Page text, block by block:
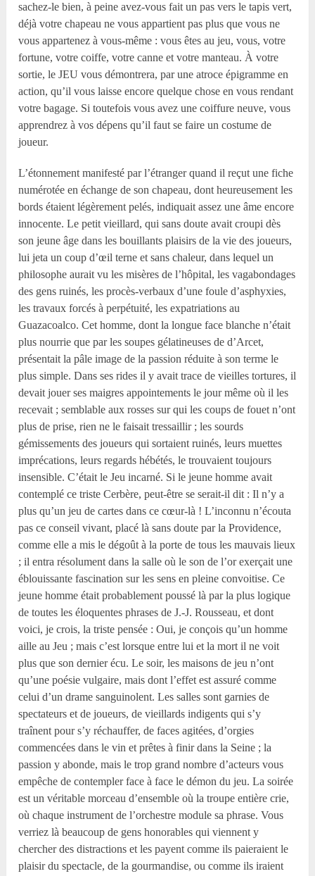
sachez-le bien, à peine avez-vous fait un pas vers le tapis vert,
déjà votre chapeau ne vous appartient pas plus que vous ne
vous appartenez à vous-même : vous êtes au jeu, vous, votre
fortune, votre coiffe, votre canne et votre manteau. À votre
sortie, le JEU vous démontrera, par une atroce épigramme en
action, qu’il vous laisse encore quelque chose en vous rendant
votre bagage. Si toutefois vous avez une coiffure neuve, vous
apprendrez à vos dépens qu’il faut se faire un costume de
joueur.
L’étonnement manifesté par l’étranger quand il reçut une fiche
numérotée en échange de son chapeau, dont heureusement les
bords étaient légèrement pelés, indiquait assez une âme encore
innocente. Le petit vieillard, qui sans doute avait croupi dès
son jeune âge dans les bouillants plaisirs de la vie des joueurs,
lui jeta un coup d’œil terne et sans chaleur, dans lequel un
philosophe aurait vu les misères de l’hôpital, les vagabondages
des gens ruinés, les procès-verbaux d’une foule d’asphyxies,
les travaux forcés à perpétuité, les expatriations au
Guazacoalco. Cet homme, dont la longue face blanche n’était
plus nourrie que par les soupes gélatineuses de d’Arcet,
présentait la pâle image de la passion réduite à son terme le
plus simple. Dans ses rides il y avait trace de vieilles tortures, il
devait jouer ses maigres appointements le jour même où il les
recevait ; semblable aux rosses sur qui les coups de fouet n’ont
plus de prise, rien ne le faisait tressaillir ; les sourds
gémissements des joueurs qui sortaient ruinés, leurs muettes
imprécations, leurs regards hébétés, le trouvaient toujours
insensible. C’était le Jeu incarné. Si le jeune homme avait
contemplé ce triste Cerbère, peut-être se serait-il dit : Il n’y a
plus qu’un jeu de cartes dans ce cœur-là ! L’inconnu n’écouta
pas ce conseil vivant, placé là sans doute par la Providence,
comme elle a mis le dégoût à la porte de tous les mauvais lieux
; il entra résolument dans la salle où le son de l’or exerçait une
éblouissante fascination sur les sens en pleine convoitise. Ce
jeune homme était probablement poussé là par la plus logique
de toutes les éloquentes phrases de J.-J. Rousseau, et dont
voici, je crois, la triste pensée : Oui, je conçois qu’un homme
aille au Jeu ; mais c’est lorsque entre lui et la mort il ne voit
plus que son dernier écu. Le soir, les maisons de jeu n’ont
qu’une poésie vulgaire, mais dont l’effet est assuré comme
celui d’un drame sanguinolent. Les salles sont garnies de
spectateurs et de joueurs, de vieillards indigents qui s’y
traînent pour s’y réchauffer, de faces agitées, d’orgies
commencées dans le vin et prêtes à finir dans la Seine ; la
passion y abonde, mais le trop grand nombre d’acteurs vous
empêche de contempler face à face le démon du jeu. La soirée
est un véritable morceau d’ensemble où la troupe entière crie,
où chaque instrument de l’orchestre module sa phrase. Vous
verriez là beaucoup de gens honorables qui viennent y
chercher des distractions et les payent comme ils paieraient le
plaisir du spectacle, de la gourmandise, ou comme ils iraient